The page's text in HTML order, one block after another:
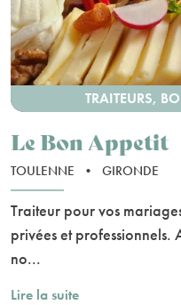
TRAITEURS,
Le Bon Appetit
TOULENNE • GIRONDE
Traiteur pour vos
privées et
no...
Lire la suite